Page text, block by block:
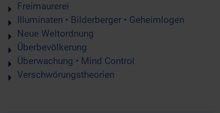
Freimaurerei
Illuminaten • Bilderberger • Geheimlogen
Neue Weltordnung
Überbevölkerung
Überwachung • Mind Control
Verschwörungstheorien